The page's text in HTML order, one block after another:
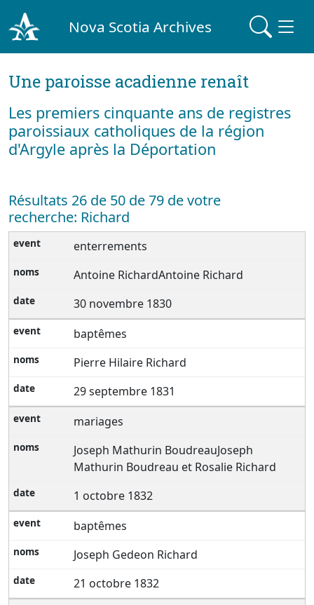
Nova Scotia Archives
Une paroisse acadienne renaît
Les premiers cinquante ans de registres
paroissiaux catholiques de la région
d'Argyle après la Déportation
Résultats 26 de 50 de 79 de votre
recherche: Richard
enterrements
Antoine RichardAntoine Richard
30 novembre 1830
baptêmes
Pierre Hilaire Richard
29 septembre 1831
mariages
Joseph Mathurin BoudreauJoseph
Mathurin Boudreau et Rosalie Richard
1 octobre 1832
baptêmes
Joseph Gedeon Richard
21 octobre 1832